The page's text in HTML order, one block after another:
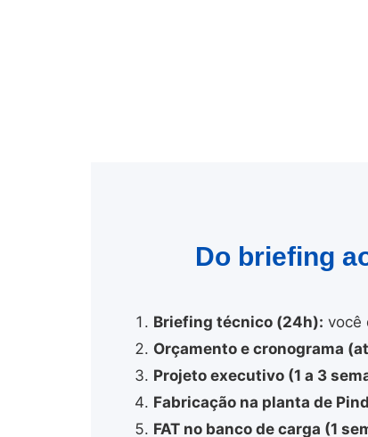
Do briefing
Briefing técnico (24h): você
Orçamento e cronograma
Projeto executivo (1 a 3
Fabricação na planta de
FAT no banco de carga (1